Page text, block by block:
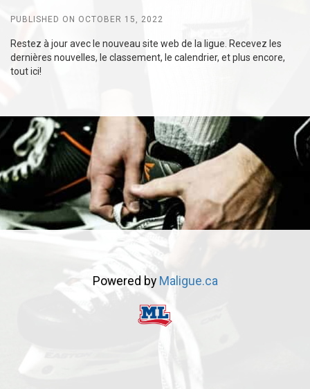
PUBLISHED ON OCTOBER 15, 2022
Restez à jour avec le nouveau site web de la ligue. Recevez les
dernières nouvelles, le classement, le calendrier, et plus encore,
tout ici!
Powered by Maligue.ca